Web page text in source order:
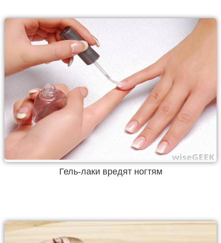
Гель-лаки вредят ногтям